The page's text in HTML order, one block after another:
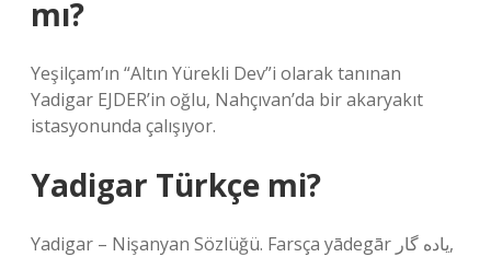
mı?
Yeşilçam’ın “Altın Yürekli Dev”i olarak tanınan
Yadigar EJDER’in oğlu, Nahçıvan’da bir akaryakıt
istasyonunda çalışıyor.
Yadigar Türkçe mi?
Yadigar – Nişanyan Sözlüğü. Farsça yādegār یاده گار,